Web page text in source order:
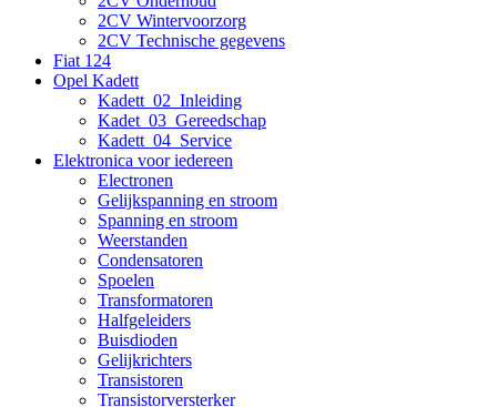
2CV Wintervoorzorg
2CV Technische gegevens
Fiat 124
Opel Kadett
Kadett_02_Inleiding
Kadet_03_Gereedschap
Kadett_04_Service
Elektronica voor iedereen
Electronen
Gelijkspanning en stroom
Spanning en stroom
Weerstanden
Condensatoren
Spoelen
Transformatoren
Halfgeleiders
Buisdioden
Gelijkrichters
Transistoren
Transistorversterker